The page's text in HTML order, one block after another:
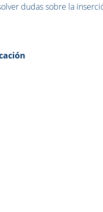
dudas sobre la